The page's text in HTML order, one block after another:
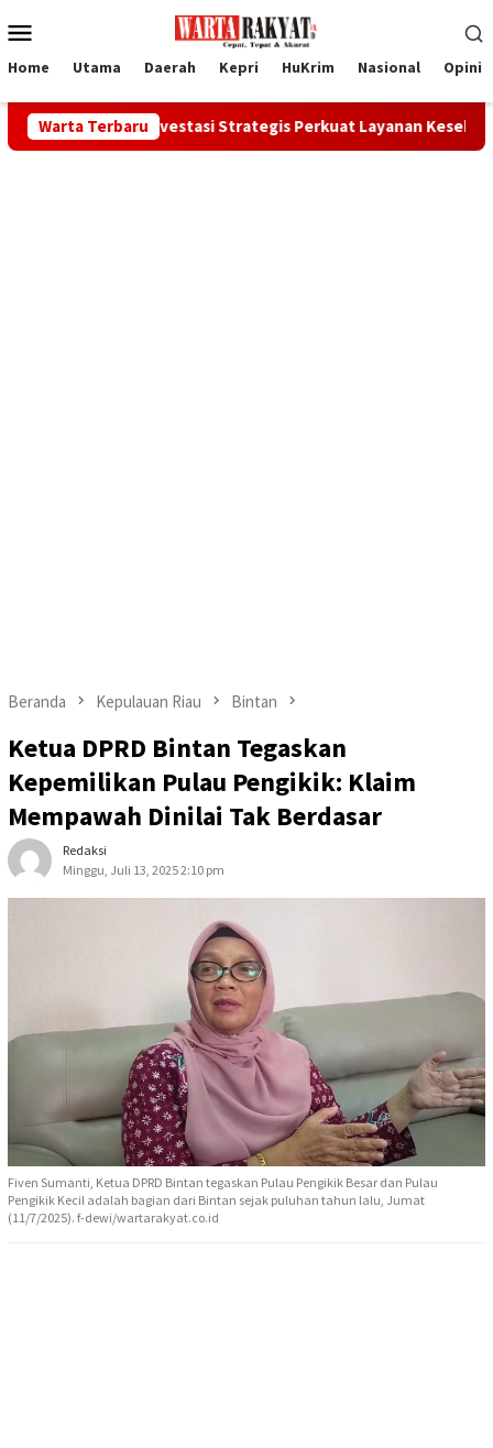
ke
Mobile
Home Utama Daerah Kepri HuKrim Nasional Opini
Warta Terbaru
Investasi Strategis Perkuat Layanan Kesehatan Daerah
Beranda Kepulauan Riau Bintan
Ketua DPRD Bintan Tegaskan
Kepemilikan Pulau Pengikik: Klaim
Mempawah Dinilai Tak Berdasar
Redaksi
Minggu, Juli 13, 2025 2:10 pm
Fiven Sumanti, Ketua DPRD Bintan tegaskan Pulau Pengikik Besar dan Pulau
Pengikik Kecil adalah bagian dari Bintan sejak puluhan tahun lalu, Jumat
(11/7/2025). f-dewi/wartarakyat.co.id